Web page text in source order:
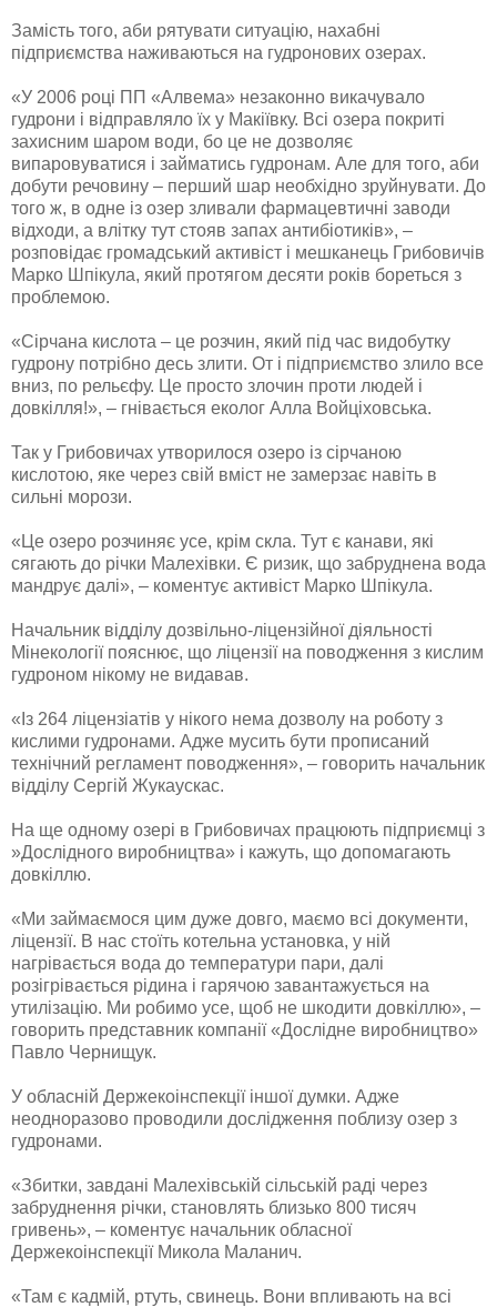
Замість того, аби рятувати ситуацію, нахабні
підприємства наживаються на гудронових озерах.
«У 2006 році ПП «Алвема» незаконно викачувало
гудрони і відправляло їх у Макіївку. Всі озера покриті
захисним шаром води, бо це не дозволяє
випаровуватися і займатись гудронам. Але для того, аби
добути речовину – перший шар необхідно зруйнувати. До
того ж, в одне із озер зливали фармацевтичні заводи
відходи, а влітку тут стояв запах антибіотиків», –
розповідає громадський активіст і мешканець Грибовичів
Марко Шпікула, який протягом десяти років бореться з
проблемою.
«Сірчана кислота – це розчин, який під час видобутку
гудрону потрібно десь злити. От і підприємство злило все
вниз, по рельєфу. Це просто злочин проти людей і
довкілля!», – гнівається еколог Алла Войціховська.
Так у Грибовичах утворилося озеро із сірчаною
кислотою, яке через свій вміст не замерзає навіть в
сильні морози.
«Це озеро розчиняє усе, крім скла. Тут є канави, які
сягають до річки Малехівки. Є ризик, що забруднена вода
мандрує далі», – коментує активіст Марко Шпікула.
Начальник відділу дозвільно-ліцензійної діяльності
Мінекології пояснює, що ліцензії на поводження з кислим
гудроном нікому не видавав.
«Із 264 ліцензіатів у нікого нема дозволу на роботу з
кислими гудронами. Адже мусить бути прописаний
технічний регламент поводження», – говорить начальник
відділу Сергій Жукаускас.
На ще одному озері в Грибовичах працюють підприємці з
»Дослідного виробництва» і кажуть, що допомагають
довкіллю.
«Ми займаємося цим дуже довго, маємо всі документи,
ліцензії. В нас стоїть котельна установка, у ній
нагрівається вода до температури пари, далі
розігрівається рідина і гарячою завантажується на
утилізацію. Ми робимо усе, щоб не шкодити довкіллю», –
говорить представник компанії «Дослідне виробництво»
Павло Чернищук.
У обласній Держекоінспекції іншої думки. Адже
неодноразово проводили дослідження поблизу озер з
гудронами.
«Збитки, завдані Малехівській сільській раді через
забруднення річки, становлять близько 800 тисяч
гривень», – коментує начальник обласної
Держекоінспекції Микола Маланич.
«Там є кадмій, ртуть, свинець. Вони впливають на всі